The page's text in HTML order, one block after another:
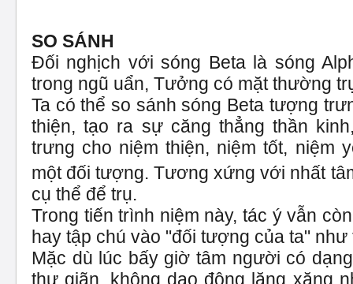
SO SÁNH
Đối nghịch với sóng Beta là sóng
trong ngũ uẩn, Tưởng có mặt thường
Ta có thể so sánh sóng Beta tượng
thiện, tạo ra sự căng thẳng thần
trưng cho niệm thiện, niệm tốt, niệm
một đối tượng. Tương xứng với nhất
cụ thể để trụ.
Trong tiến trình niệm này, tác ý vẫn
hay tập chú vào "đối tượng của ta" như
Mặc dù lúc bấy giờ tâm người có
thư giãn, không dao động lăng xăng